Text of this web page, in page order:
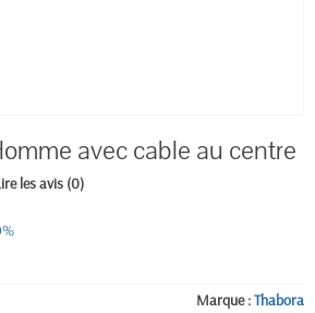
avec cable au centre
les avis (0)
Marque :Thabora